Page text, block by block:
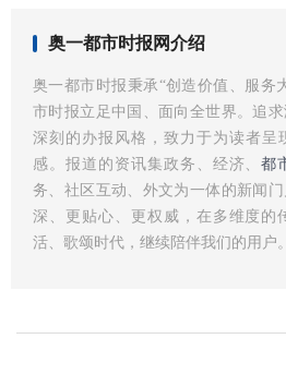
奥一都市时报网介绍
奥一都市时报秉承“创造价值、服务
市时报立足中国、面向全世界。追
深刻的办报风格，致力于为读者呈
感。报道的资讯集政务、经济、都
务、社区互动、外文为一体的新闻
深、更贴心、更权威，在多维度的
活、歌颂时代，继续陪伴我们的用户。